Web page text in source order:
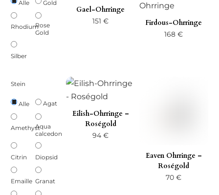
Gael-Ohrringe
151€ Firdous-Ohrringe
168€
Eilish-Ohrringe –
Roségold
94€
Eaven Ohrringe –
Roségold
70€
Alle Gold
RhodiumRose
Gold
Silber
Stein
Alle Agat
AmethystAqua
calcedon
Citrin Diopsid
Emaille Granat